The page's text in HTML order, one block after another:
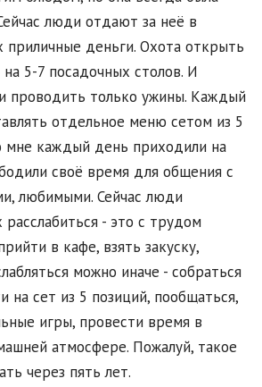
люди отдают за неё в
приличные деньги. Охота открыть
5-7 посадочных столов. И
проводить только ужины. Каждый
отдельное меню сетом из 5
мне каждый день приходили на
своё время для общения с
любимыми. Сейчас люди
- это с трудом
в кафе, взять закуску,
можно иначе - собраться
на сет из 5 позиций, пообщаться,
игры, провести время в
атмосфере. Пожалуй, такое
через пять лет.